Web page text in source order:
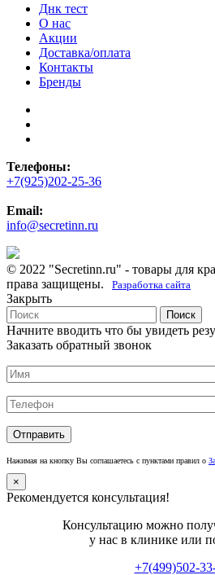
Днк тест
О нас
Акции
Доставка/оплата
Контакты
Бренды
Телефоны:
+7(925)202-25-36
Email:
info@secretinn.ru
© 2022 "Secretinn.ru" - товары для
права защищены.
Разработка сайта
Закрыть
Поиск
Начните вводить что бы увидеть
Заказать обратный звонок
Нажимая на кнопку Вы соглашаетесь с пунктами правил о
×
Рекомендуется консультация!
Консультацию можно
у нас в клинике или
+7(499)502-